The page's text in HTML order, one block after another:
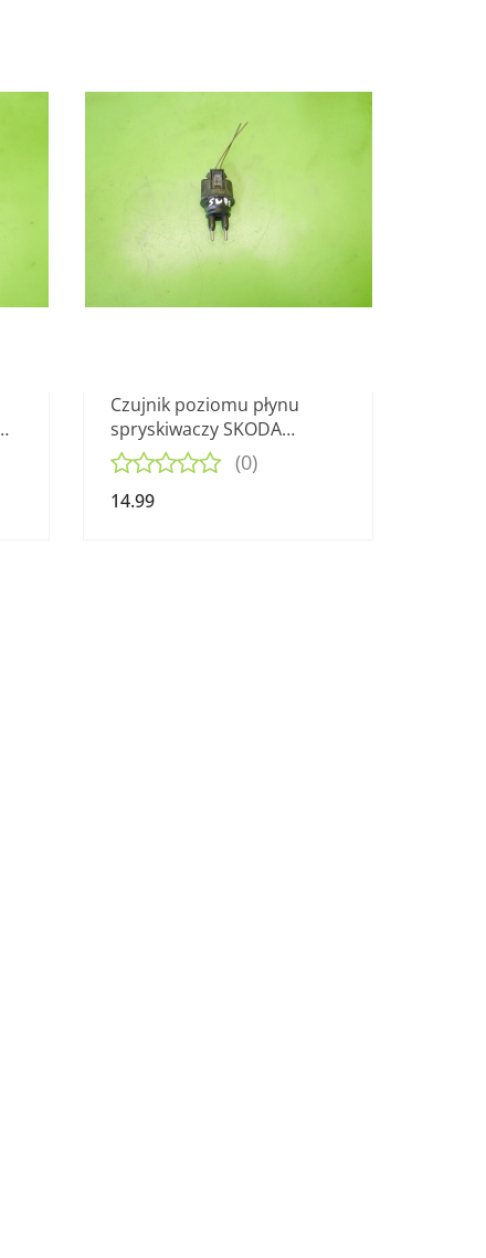
Czujnik poziomu płynu
spryskiwaczy SKODA
SUPERB I 3U 1.9 TDI 01-06
(0)
14.99